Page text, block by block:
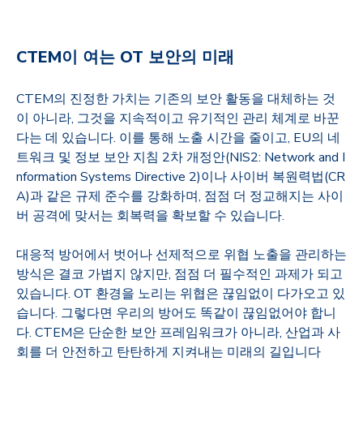
CTEM이 여는 OT 보안의 미래
CTEM의 진정한 가치는 기존의 보안 활동을 대체하는 것
이 아니라, 그것을 지속적이고 유기적인 관리 체계로 바꾼
다는 데 있습니다. 이를 통해 노출 시간을 줄이고, EU의 네
트워크 및 정보 보안 지침 2차 개정안(NIS2: Network and I
nformation Systems Directive 2)이나 사이버 복원력법(CR
A)과 같은 규제 준수를 강화하며, 점점 더 정교해지는 사이
버 공격에 맞서는 회복력을 확보할 수 있습니다.
대응적 방어에서 벗어나 선제적으로 위협 노출을 관리하는
방식은 결코 가볍지 않지만, 점점 더 필수적인 과제가 되고
있습니다. OT 환경을 노리는 위협은 끊임없이 다가오고 있
습니다. 그렇다면 우리의 방어도 똑같이 끊임없어야 합니
다. CTEM은 단순한 보안 프레임워크가 아니라, 산업과 사
회를 더 안전하고 탄탄하게 지켜내는 미래의 길입니다